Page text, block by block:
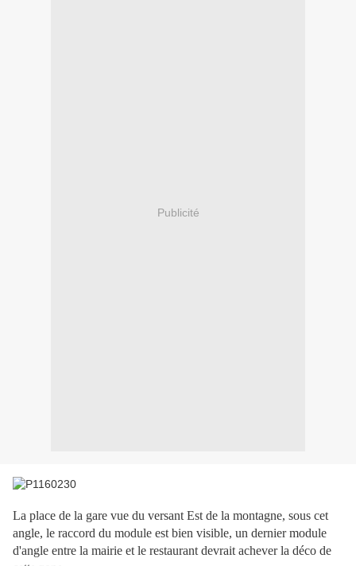
Publicité
La place de la gare vue du versant Est de la montagne, sous cet
angle, le raccord du module est bien visible, un dernier module
d'angle entre la mairie et le restaurant devrait achever la déco de